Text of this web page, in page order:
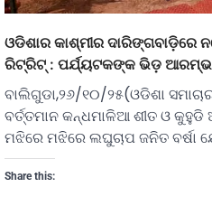
ଓଡିଶାର କାଶ୍ମୀର
ରିଟ୍ରିଟ୍‌ : ପର୍ଯ୍ୟଟକଙ୍କ ଭିଡ଼ ଆରମ୍ଭ
ବାଲିଗୁଡା,୨୬/୧୦/୨୫(ଓଡିଶା
ବର୍ତ୍ତମାନ କନ୍ଧମାଳିଆ ଶୀତ ଓ
ମଝିରେ ମଝିରେ ଲଘୁଚାପ ଜନିତ ବର୍ଷା
Share this: